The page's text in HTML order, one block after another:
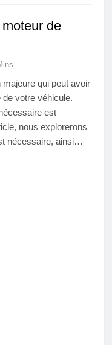
de
qui peut avoir
votre véhicule.
est
nous explorerons
nécessaire, ainsi…